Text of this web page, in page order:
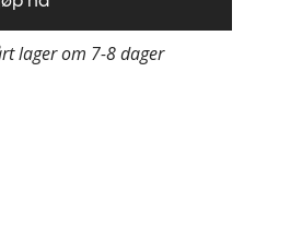
lager om 7-8 dager